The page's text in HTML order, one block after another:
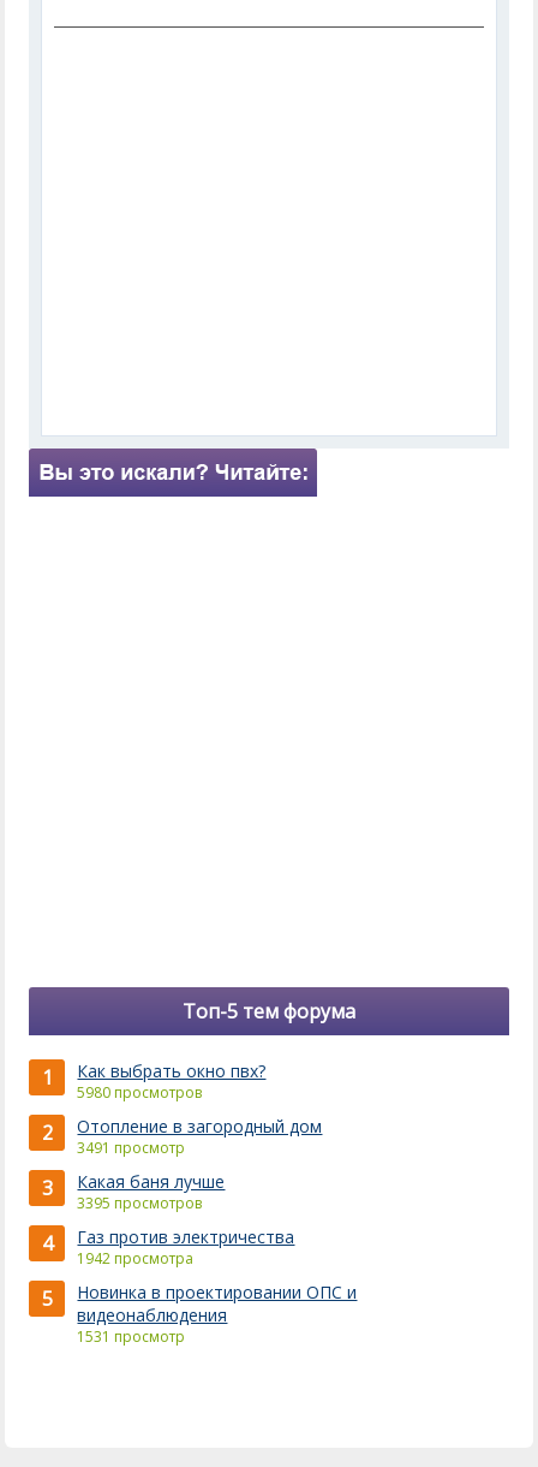
Топ-5 тем форума
1 Как выбрать окно пвх?
5980 просмотров
2 Отопление в загородный дом
3491 просмотр
3 Какая баня лучше
3395 просмотров
4 Газ против электричества
1942 просмотра
5
Новинка в проектировании ОПС и
видеонаблюдения
1531 просмотр